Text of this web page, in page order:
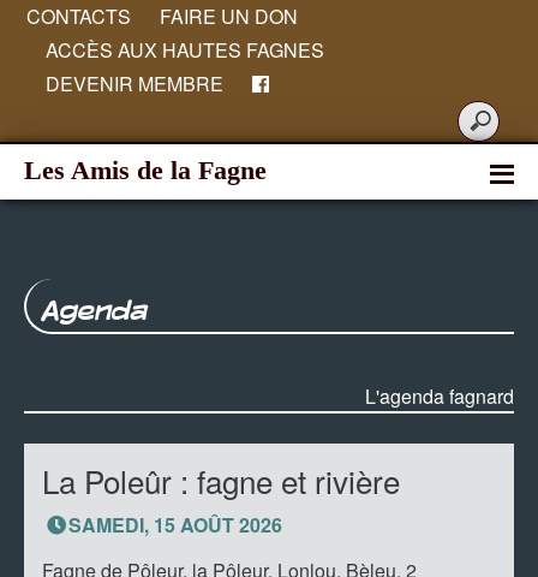
CONTACTS
FAIRE UN DON
ACCÈS AUX HAUTES FAGNES
DEVENIR MEMBRE
Les Amis de la Fagne
Agenda
L'agenda fagnard
La Poleûr : fagne et rivière
SAMEDI, 15 AOÛT 2026
Fagne de Pôleur, la Pôleur, Lonlou, Bèleu, 2